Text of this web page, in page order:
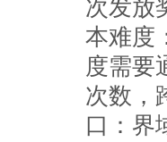
本难度
度需要
次数，
口：界